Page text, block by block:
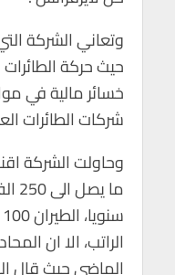
وتعاني الشركة
خسائر مالية في
شركات الطائرات
وحاولت الشركة
الراتب، الا ان
الماضي حيث قال